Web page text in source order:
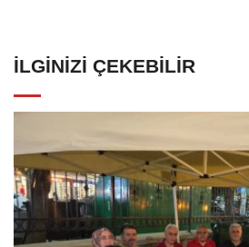
İLGINIZI ÇEKEBILIR